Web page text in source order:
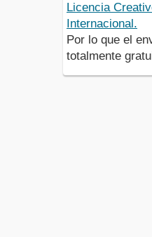
Licencia
Internacional.
Por lo que el
totalmente